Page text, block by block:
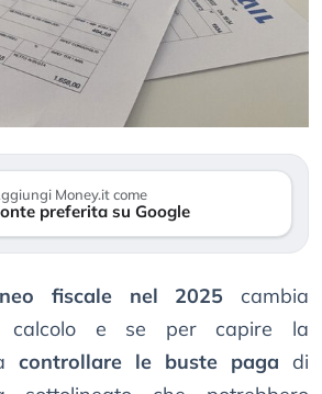
Money.it come
preferita su Google
fiscale nel 2025 cambia
calcolo e se per capire la
controllare le buste paga di